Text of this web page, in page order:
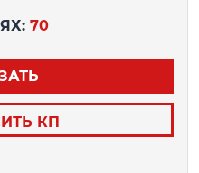
70
КП